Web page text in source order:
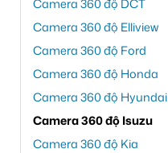
Camera 360 độ DCT
Camera 360 độ Elliview
Camera 360 độ Ford
Camera 360 độ Honda
Camera 360 độ Hyundai
Camera 360 độ Isuzu
Camera 360 độ Kia